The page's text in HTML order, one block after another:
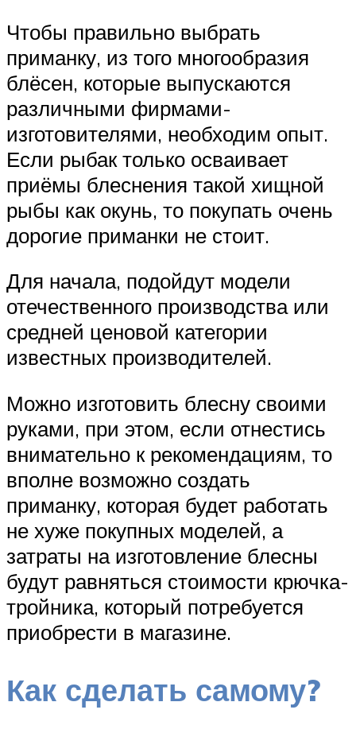
Чтобы правильно выбрать
приманку, из того многообразия
блёсен, которые выпускаются
различными фирмами-
изготовителями, необходим опыт.
Если рыбак только осваивает
приёмы блеснения такой хищной
рыбы как окунь, то покупать очень
дорогие приманки не стоит.
Для начала, подойдут модели
отечественного производства или
средней ценовой категории
известных производителей.
Можно изготовить блесну своими
руками, при этом, если отнестись
внимательно к рекомендациям, то
вполне возможно создать
приманку, которая будет работать
не хуже покупных моделей, а
затраты на изготовление блесны
будут равняться стоимости крючка-
тройника, который потребуется
приобрести в магазине.
Как сделать самому?